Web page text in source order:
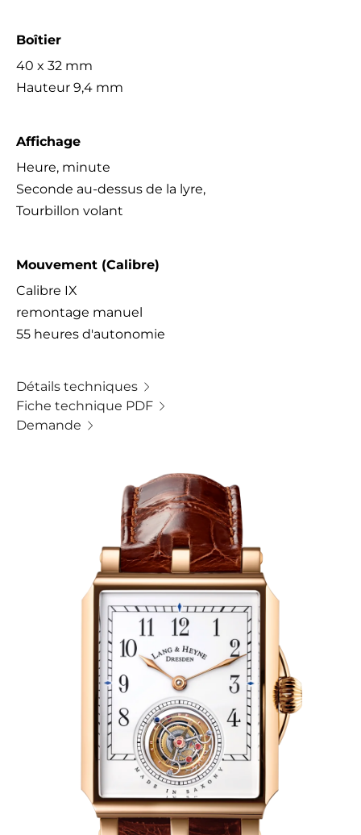
Boîtier
40 x 32 mm
Hauteur 9,4 mm
Affichage
Heure, minute
Seconde au-dessus de la lyre,
Tourbillon volant
Mouvement (Calibre)
Calibre IX
remontage manuel
55 heures d'autonomie
Détails techniques
Fiche technique PDF
Demande